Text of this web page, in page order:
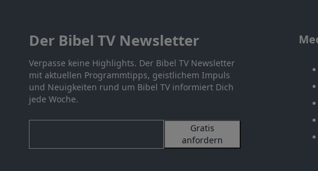
Der Bibel TV Newsletter
Verpasse keine Highlights. Der Bibel TV Newsletter
mit aktuellen Programmtipps, geistlichem Impuls
und Neuigkeiten rund um Bibel TV informiert Dich
jede Woche.
Gratis
anfordern